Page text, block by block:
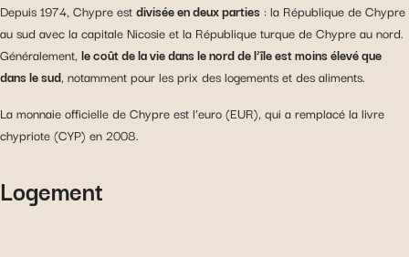
Depuis 1974, Chypre estdivisée en deux parties : la République de Chypre
au sud avec la capitale Nicosie et la République turque de Chypre au nord.
Généralement,le coût de la vie dans le nord de l’île est moins élevé que
dans le sud, notamment pour les prix des logements et des aliments.
La monnaie officielle de Chypre est l’euro (EUR), qui a remplacé la livre
chypriote (CYP) en 2008.
Logement